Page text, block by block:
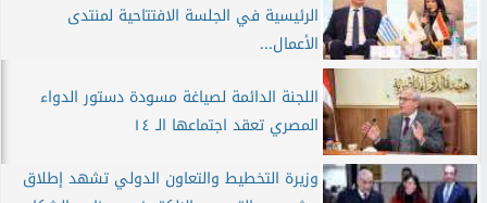
الرئيسية في الجلسة الافتتاحية لمنتدى
الأعمال...
اللجنة الدائمة لصياغة مسودة دستور الدواء
المصري تعقد اجتماعها الـ ١٤
وزيرة التخطيط والتعاون الدولي تشهد إطلاق